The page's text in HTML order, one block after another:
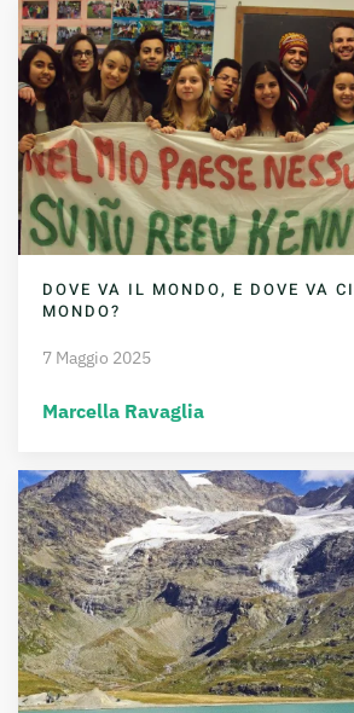
DOVE VA IL MONDO, E DOVE VA
MONDO?
7 Maggio 2025
Marcella Ravaglia